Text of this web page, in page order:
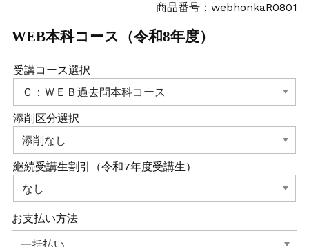
商品番号：webhonkaR0801
WEB本科コース（令和8年度）
受講コース選択
添削区分選択
継続受講生割引（令和7年度受講生）
お支払い方法